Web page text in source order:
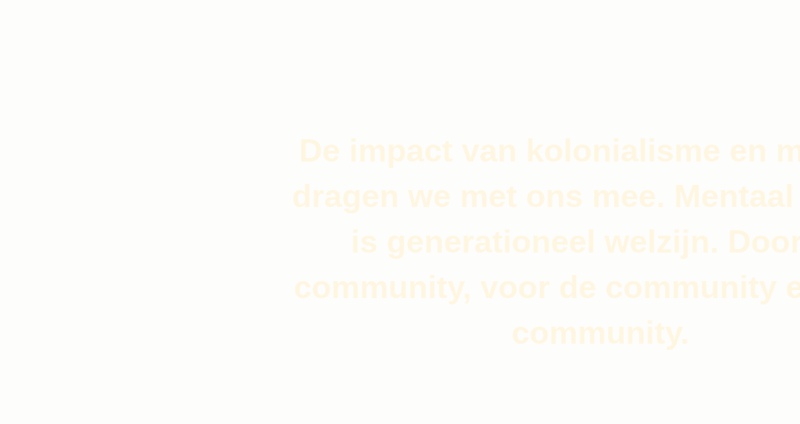
De impact van kolonialisme en
dragen we met ons mee.
is generationeel welzijn.
community, voor de community
community.